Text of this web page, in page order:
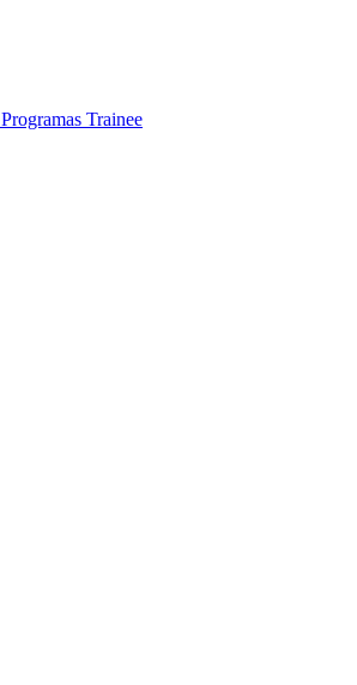
Programas Trainee